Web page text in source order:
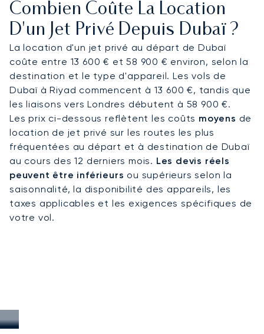
local à Dubaï nous permet de fournirun support
sur place , garantissant des arrivées fiables pour
les grands salons professionnels, des dispositions
discrètes pour les voyages diplomatiques, et des
solutions sur mesure pour les voyageurs
d'agrément pendant la haute saison, de la Dubai
World Cup aux événements culturels et lifestyle
les plus prestigieux.
La location d'un jet privé pour Dubaï offre un
accès direct à la principale plaque tournante des
Émirats arabes unispour les affaires et l'art de
vivre. Les dirigeants s'y rendent pour des réunions
de haut niveau au Centre Financier International
de Dubaï et pour des conférences mondiales
telles que le GITEX Global ou le Dubai Airshow. Les
Combien Coûte La Location
D'un Jet Privé Depuis Dubaï ?
La location d'un jet privé au départ de Dubaï
coûte entre 13 600 € et 58 900 € environ, selon la
destination et le type d'appareil. Les vols de
Dubaï à Riyad commencent à 13 600 €, tandis que
les liaisons vers Londres débutent à 58 900 €.
Les prix ci-dessous reflètent les coûts moyens de
location de jet privé sur les routes les plus
fréquentées au départ et à destination de Dubaï
au cours des 12 derniers mois. Les devis réels
peuvent être inférieurs ou supérieurs selon la
saisonnalité, la disponibilité des appareils, les
taxes applicables et les exigences spécifiques de
votre vol.